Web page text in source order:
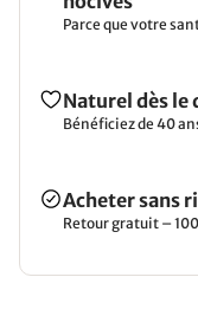
Parce que votre
Naturel dès le
Bénéficiez de 40
Acheter sans
Retour gratuit –